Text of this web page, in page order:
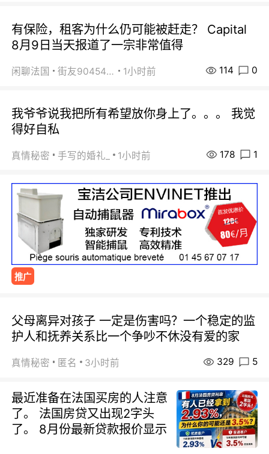
有保险，租客为什么仍可能被赶走？ Capital
8月9日当天报道了一宗非常值得
闲聊法国 街友90454511 1小时前 114 0
我爷爷说我把所有希望放你身上了。。。 我觉
得好自私
真情秘密 手写的婚礼_ 1小时前 178 1
推广
父母离异对孩子 一定是伤害吗？一个稳定的监
护人和抚养关系比一个争吵不休没有爱的家
真情秘密 匿名 3小时前 329 5
最近准备在法国买房的人注意
了。 法国房贷又出现2字头
了。 8月份最新贷款报价显示